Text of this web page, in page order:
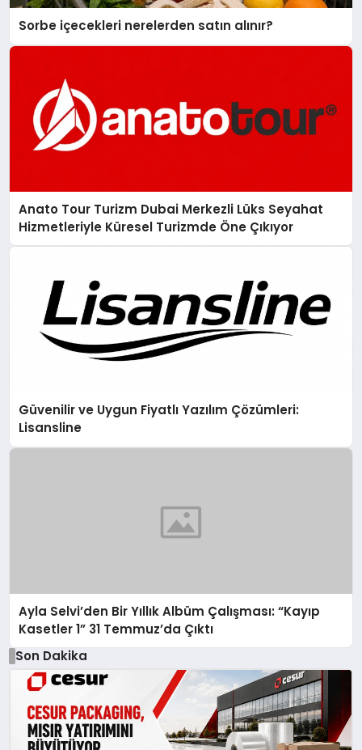
Sorbe içecekleri nerelerden satın alınır?
Anato Tour Turizm Dubai Merkezli Lüks Seyahat
Hizmetleriyle Küresel Turizmde Öne Çıkıyor
Güvenilir ve Uygun Fiyatlı Yazılım Çözümleri:
Lisansline
Ayla Selvi’den Bir Yıllık Albüm Çalışması: “Kayıp
Kasetler 1” 31 Temmuz’da Çıktı
Son Dakika